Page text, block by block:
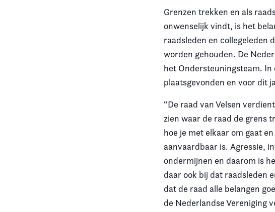
Grenzen trekken en als
onwenselijk vindt, is het
raadsleden en collegeleden
worden gehouden. De
het Ondersteuningsteam. In
plaatsgevonden en voor dit
“De raad van Velsen
zien waar de raad de grens
hoe je met elkaar om gaat
aanvaardbaar is. Agressie,
ondermijnen en daarom is
daar ook bij dat raadsleden
dat de raad alle belangen
de Nederlandse Vereniging